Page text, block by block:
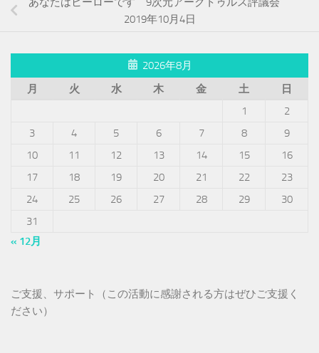
2019年10月4日
2026年8月
月
火 水 木 金 土
日
1
2
3
4 5 6 7 8
9
10
11 12 13 14 15
16
17
18 19 20 21 22
23
24
25 26 27 28 29
30
31
« 12月
ご支援、サポート（この活動に感謝される方はぜひご支援く
ださい）